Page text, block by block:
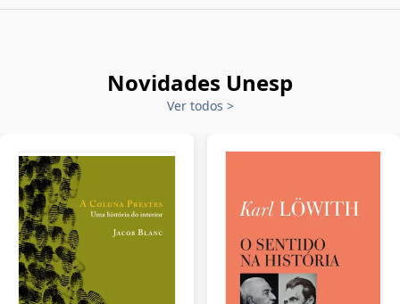
Novidades Unesp
Ver todos >